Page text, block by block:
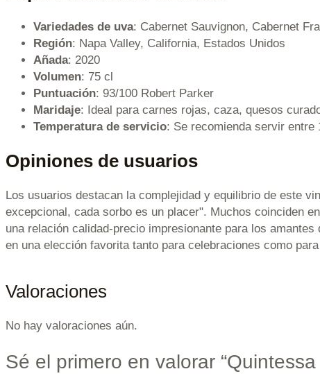
Variedades de uva: Cabernet Sauvignon, Cabernet
Región: Napa Valley, California, Estados Unidos
Añada: 2020
Volumen: 75 cl
Puntuación: 93/100 Robert Parker
Maridaje: Ideal para carnes rojas, caza, quesos
Temperatura de servicio: Se recomienda servir entre
Opiniones de usuarios
Los usuarios destacan la complejidad y equilibrio de este
excepcional, cada sorbo es un placer". Muchos coinciden
una relación calidad-precio impresionante para los
en una elección favorita tanto para celebraciones como
Valoraciones
No hay valoraciones aún.
Sé el primero en valorar